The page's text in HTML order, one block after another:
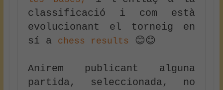
classificació i com està
evolucionant el torneig en
sí a
chess results 😊😊
Anirem publicant alguna
partida, seleccionada, no